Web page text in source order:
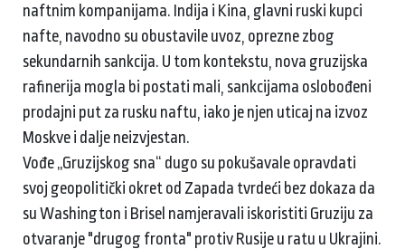
naftnim kompanijama. Indija i Kina, glavni ruski kupci
nafte, navodno su obustavile uvoz, oprezne zbog
sekundarnih sankcija. U tom kontekstu, nova gruzijska
rafinerija mogla bi postati mali, sankcijama oslobođeni
prodajni put za rusku naftu, iako je njen uticaj na izvoz
Moskve i dalje neizvjestan.
Vođe „Gruzijskog sna“ dugo su pokušavale opravdati
svoj geopolitički okret od Zapada tvrdeći bez dokaza da
su Washington i Brisel namjeravali iskoristiti Gruziju za
otvaranje "drugog fronta" protiv Rusije u ratu u Ukrajini.